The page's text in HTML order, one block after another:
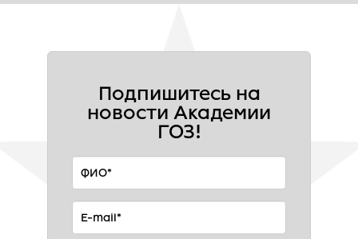
Подпишитесь на
новости Академии
ГОЗ!